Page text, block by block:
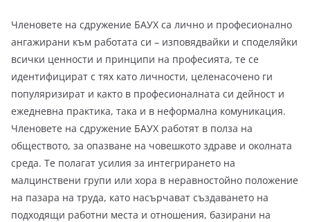
Членовете на сдружение БАУХ са лично и професионално
ангажирани към работата си – изповядвайки и споделяйки
всички ценности и принципи на професията, те се
идентифицират с тях като личности, целенасочено ги
популяризират и както в професионалната си дейност и
ежедневна практика, така и в неформална комуникация.
Членовете на сдружение БАУХ работят в полза на
обществото, за опазване на човешкото здраве и околната
среда. Те полагат усилия за интегрирането на
малцинствени групи или хора в неравностойно положение
на пазара на труда, като насърчават създаването на
подходящи работни места и отношения, базирани на